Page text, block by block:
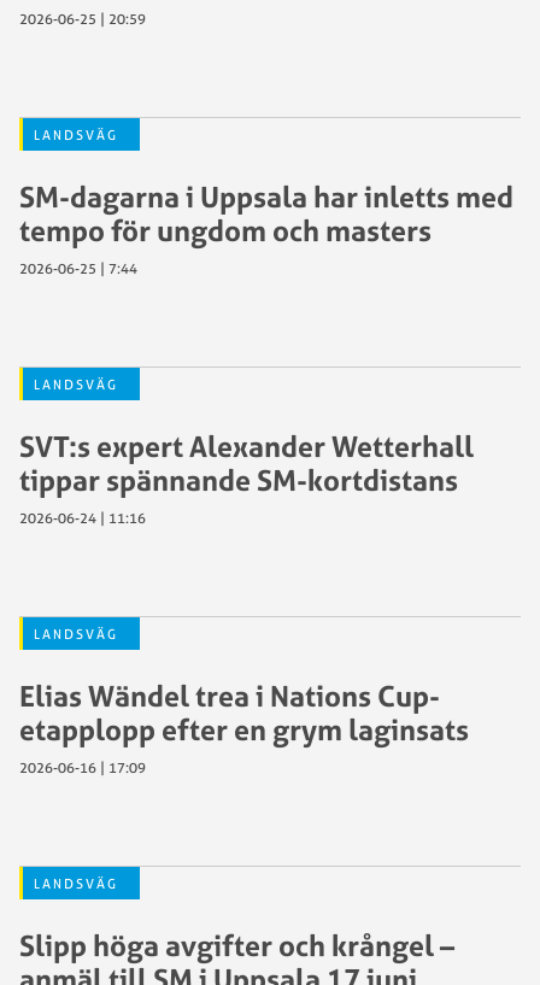
2026-06-25 | 20:59
LANDSVÄG
SM-dagarna i Uppsala har inletts med
tempo för ungdom och masters
2026-06-25 | 7:44
LANDSVÄG
SVT:s expert Alexander Wetterhall
tippar spännande SM-kortdistans
2026-06-24 | 11:16
LANDSVÄG
Elias Wändel trea i Nations Cup-
etapplopp efter en grym laginsats
2026-06-16 | 17:09
LANDSVÄG
Slipp höga avgifter och krångel –